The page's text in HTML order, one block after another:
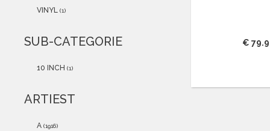
2018(0)
VINYL (1)
SUB-CATEGORIE
10 INCH (1)
ARTIEST
A (1916)
€